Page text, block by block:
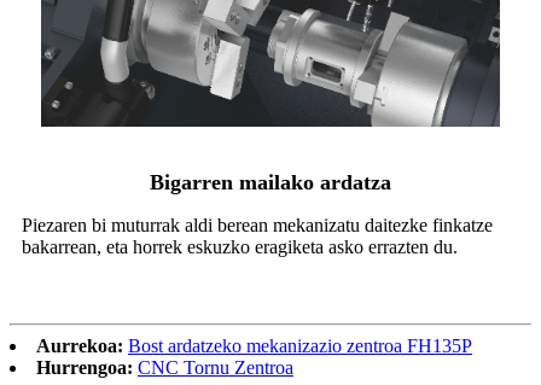
Bigarren mailako ardatza
Piezaren bi muturrak aldi berean mekanizatu daitezke finkatze
bakarrean, eta horrek eskuzko eragiketa asko errazten du.
Aurrekoa: Bost ardatzeko mekanizazio zentroa FH135P
Hurrengoa: CNC Tornu Zentroa